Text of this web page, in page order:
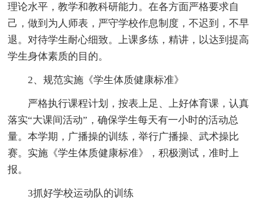
理论水平，教学和教科研能力。在各方面严格要求自
己，做到为人师表，严守学校作息制度，不迟到，不早
退。对待学生耐心细致。上课多练，精讲，以达到提高
学生身体素质的目的。
2、规范实施《学生体质健康标准》
严格执行课程计划，按表上足、上好体育课，认真
落实“大课间活动”，确保学生每天有一小时的活动总
量。本学期，广播操的训练，举行广播操、武术操比
赛。实施《学生体质健康标准》，积极测试，准时上
报。
3抓好学校运动队的训练